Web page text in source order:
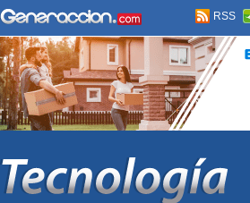
RSS